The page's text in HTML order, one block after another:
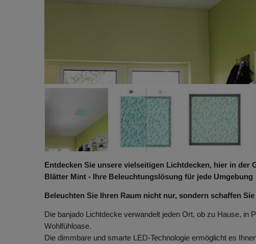
Entdecken Sie unsere vielseitigen Lichtdecken, hier in der
Blätter Mint - Ihre Beleuchtungslösung für jede Umgebung
Beleuchten Sie Ihren Raum nicht nur, sondern schaffen
Die banjado Lichtdecke verwandelt jeden Ort, ob zu Hause, in
Wohlfühloase.
Die dimmbare und smarte LED-Technologie ermöglicht es